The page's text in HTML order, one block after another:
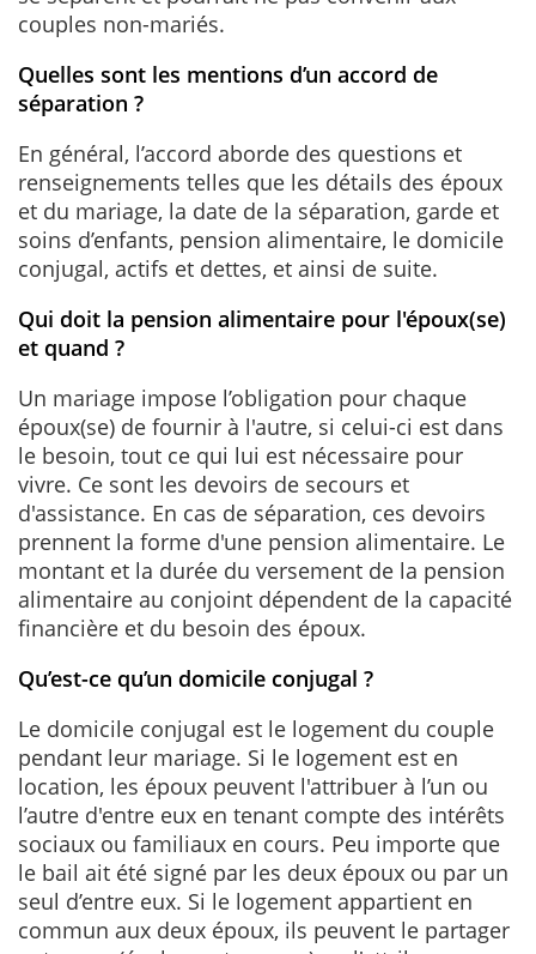
couples non-mariés.
Quelles sont les mentions d’un accord de
séparation ?
En général, l’accord aborde des questions et
renseignements telles que les détails des époux
et du mariage, la date de la séparation, garde et
soins d’enfants, pension alimentaire, le domicile
conjugal, actifs et dettes, et ainsi de suite.
Qui doit la pension alimentaire pour l'époux(se)
et quand ?
Un mariage impose l’obligation pour chaque
époux(se) de fournir à l'autre, si celui-ci est dans
le besoin, tout ce qui lui est nécessaire pour
vivre. Ce sont les devoirs de secours et
d'assistance. En cas de séparation, ces devoirs
prennent la forme d'une pension alimentaire. Le
montant et la durée du versement de la pension
alimentaire au conjoint dépendent de la capacité
financière et du besoin des époux.
Qu’est-ce qu’un domicile conjugal ?
Le domicile conjugal est le logement du couple
pendant leur mariage. Si le logement est en
location, les époux peuvent l'attribuer à l’un ou
l’autre d'entre eux en tenant compte des intérêts
sociaux ou familiaux en cours. Peu importe que
le bail ait été signé par les deux époux ou par un
seul d’entre eux. Si le logement appartient en
commun aux deux époux, ils peuvent le partager